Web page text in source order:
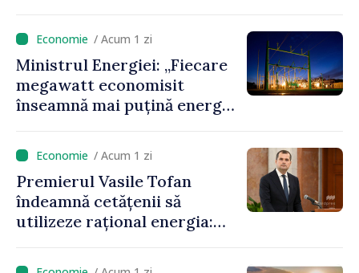
anunță prețuri mai mici la
benzină și motorină
/ Acum 1 zi
Ministrul Energiei: „Fiecare
megawatt economisit
înseamnă mai puțină energie
ridicate”
/ Acum 1 zi
Premierul Vasile Tofan
îndeamnă cetățenii să
utilizeze rațional energia:
mari, trebuie să